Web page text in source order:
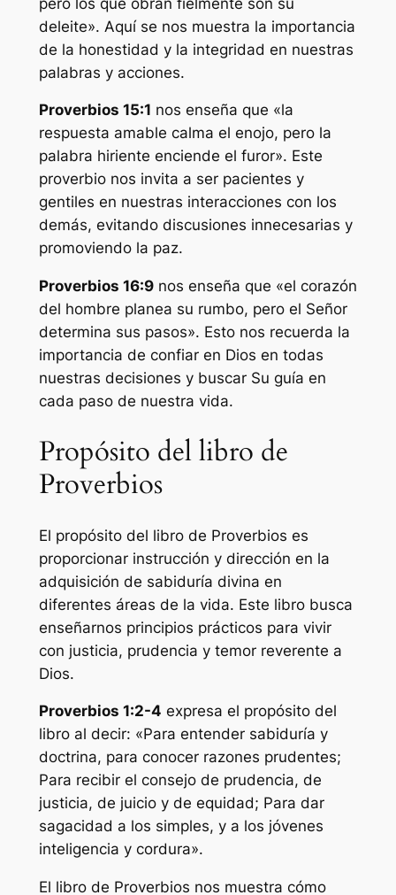
deleite». Aquí se nos muestra la importancia
de la honestidad y la integridad en nuestras
palabras y acciones.
Proverbios 15:1 nos enseña que «la
respuesta amable calma el enojo, pero la
palabra hiriente enciende el furor». Este
proverbio nos invita a ser pacientes y
gentiles en nuestras interacciones con los
demás, evitando discusiones innecesarias y
promoviendo la paz.
Proverbios 16:9nos enseña que «el corazón
del hombre planea su rumbo, pero el Señor
determina sus pasos». Esto nos recuerda la
importancia de confiar en Dios en todas
nuestras decisiones y buscar Su guía en
cada paso de nuestra vida.
Propósito del libro de
Proverbios
El propósito del libro de Proverbios es
proporcionar instrucción y dirección en la
adquisición de sabiduría divina en
diferentes áreas de la vida. Este libro busca
enseñarnos principios prácticos para vivir
con justicia, prudencia y temor reverente a
Dios.
Proverbios 1:2-4 expresa el propósito del
libro al decir: «Para entender sabiduría y
doctrina, para conocer razones prudentes;
Para recibir el consejo de prudencia, de
justicia, de juicio y de equidad; Para dar
sagacidad a los simples, y a los jóvenes
inteligencia y cordura».
El libro de Proverbios nos muestra cómo